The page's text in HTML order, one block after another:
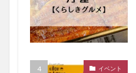
イベント